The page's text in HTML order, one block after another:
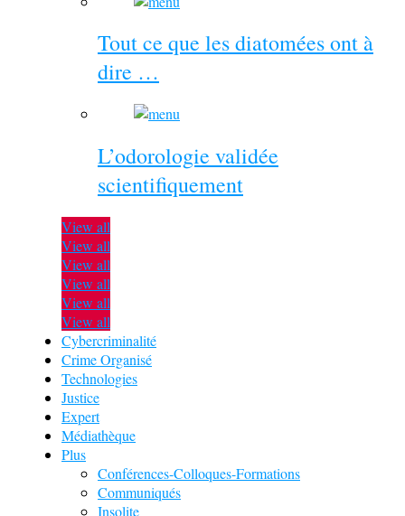
Tout ce que les diatomées ont à
dire …
L’odorologie validée
scientifiquement
View all
View all
View all
View all
View all
View all
Cybercriminalité
Crime Organisé
Technologies
Justice
Expert
Médiathèque
Plus
Conférences-Colloques-Formations
Communiqués
Insolite